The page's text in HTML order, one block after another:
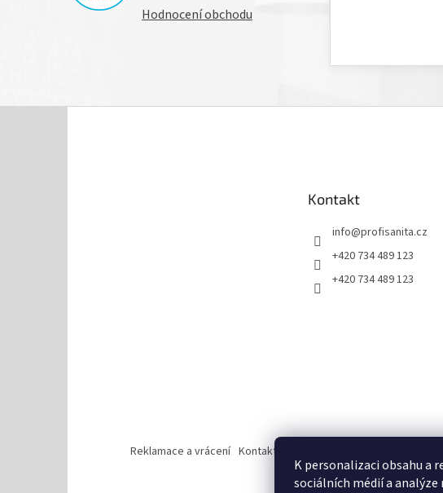
K personalizaci obsahu a
sociálních médií a
Hodnocení obchodu
Kontakt
info@profisanita.cz
+420 734 489 123
+420 734 489 123
Reklamace a vrácení Kontakt